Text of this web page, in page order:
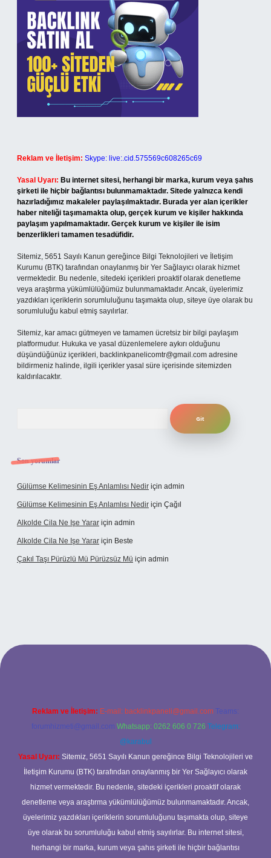
Reklam ve İletişim: Skype: live:.cid.575569c608265c69
Yasal Uyarı: Bu internet sitesi, herhangi bir marka, kurum veya şahıs
şirketi ile hiçbir bağlantısı bulunmamaktadır. Sitede yalnızca kendi
hazırladığımız makaleler paylaşılmaktadır. Burada yer alan içerikler
haber niteliği taşımamakta olup, gerçek kurum ve kişiler hakkında
paylaşım yapılmamaktadır. Gerçek kurum ve kişiler ile isim
benzerlikleri tamamen tesadüfidir.
Sitemiz, 5651 Sayılı Kanun gereğince Bilgi Teknolojileri ve İletişim
Kurumu (BTK) tarafından onaylanmış bir Yer Sağlayıcı olarak hizmet
vermektedir. Bu nedenle, sitedeki içerikleri proaktif olarak denetleme
veya araştırma yükümlülüğümüz bulunmamaktadır. Ancak, üyelerimiz
yazdıkları içeriklerin sorumluluğunu taşımakta olup, siteye üye olarak bu
sorumluluğu kabul etmiş sayılırlar.
Sitemiz, kar amacı gütmeyen ve tamamen ücretsiz bir bilgi paylaşım
platformudur. Hukuka ve yasal düzenlemelere aykırı olduğunu
düşündüğünüz içerikleri, backlinkpanelicomtr@gmail.com adresine
bildirmeniz halinde, ilgili içerikler yasal süre içerisinde sitemizden
kaldırılacaktır.
Son yorumlar
Gülümse Kelimesinin Eş Anlamlısı Nedir için admin
Gülümse Kelimesinin Eş Anlamlısı Nedir için Çağıl
Alkolde Cila Ne Işe Yarar için admin
Alkolde Cila Ne Işe Yarar için Beste
Çakıl Taşı Pürüzlü Mü Pürüzsüz Mü için admin
Reklam ve İletişim: E-mail: backlinkpaneli@gmail.com Teams:
forumhizmeti@gmail.com Whatsapp: 0262 606 0 726 Telegram:
@karabul
Yasal Uyarı: Sitemiz, 5651 Sayılı Kanun gereğince Bilgi Teknolojileri ve
İletişim Kurumu (BTK) tarafından onaylanmış bir Yer Sağlayıcı olarak
hizmet vermektedir. Bu nedenle, sitedeki içerikleri proaktif olarak
denetleme veya araştırma yükümlülüğümüz bulunmamaktadır. Ancak,
üyelerimiz yazdıkları içeriklerin sorumluluğunu taşımakta olup, siteye
üye olarak bu sorumluluğu kabul etmiş sayılırlar. Bu internet sitesi,
herhangi bir marka, kurum veya şahıs şirketi ile hiçbir bağlantısı